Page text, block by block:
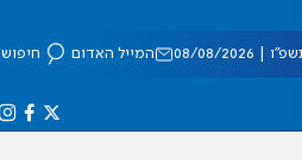
08/2026 המייל האדום חיפוש